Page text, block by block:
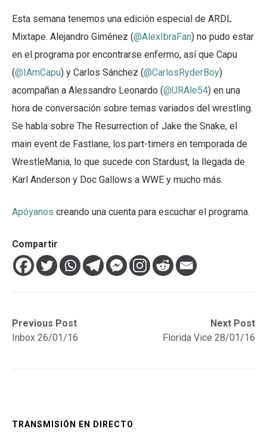
Esta semana tenemos una edición especial de ARDL
Mixtape. Alejandro Giménez (@AlexIbraFan) no pudo estar
en el programa por encontrarse enfermo, así que Capu
(@IAmCapu) y Carlos Sánchez (@CarlosRyderBoy)
acompañan a Alessandro Leonardo (@URAle54) en una
hora de conversación sobre temas variados del wrestling.
Se habla sobre The Resurrection of Jake the Snake, el
main event de Fastlane, los part-timers en temporada de
WrestleMania, lo que sucede con Stardust, la llegada de
Karl Anderson y Doc Gallows a WWE y mucho más.
Apóyanos creando una cuenta para escuchar el programa.
Compartir
Navegación
de
Previous Post
Previous
post:Inbox 26/01/16
Next Post
Next
post:
Florida Vice 28/01/16
TRANSMISIÓN EN DIRECTO